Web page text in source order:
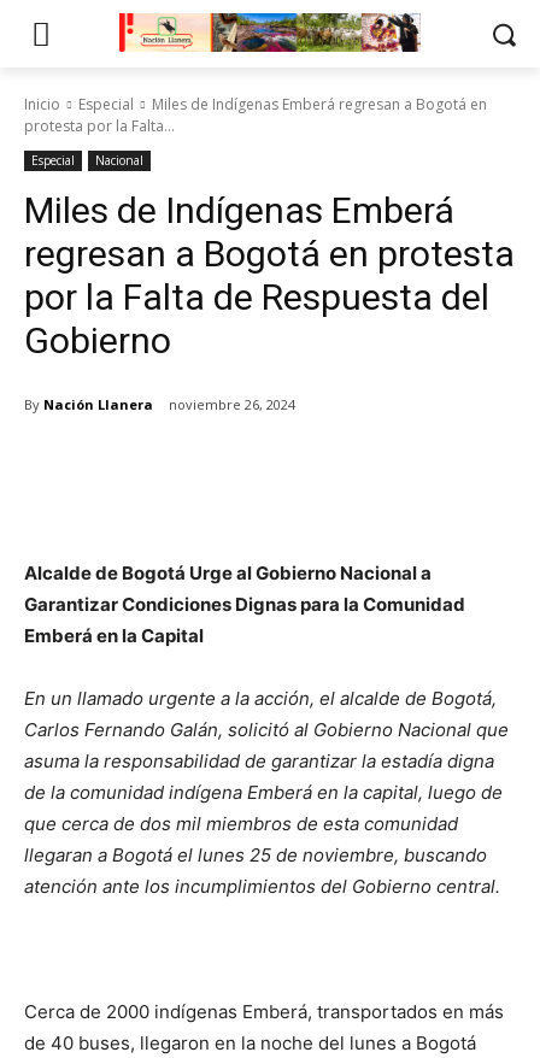
Inicio Especial
Miles de Indígenas Emberá regresan a Bogotá en
protesta por la Falta...
Especial Nacional
Miles de Indígenas Emberá
regresan a Bogotá en protesta
por la Falta de Respuesta del
Gobierno
By Nación Llanera noviembre 26, 2024
Alcalde de Bogotá Urge al Gobierno Nacional a
Garantizar Condiciones Dignas para la Comunidad
Emberá en la Capital
En un llamado urgente a la acción, el alcalde de Bogotá,
Carlos Fernando Galán, solicitó al Gobierno Nacional que
asuma la responsabilidad de garantizar la estadía digna
de la comunidad indígena Emberá en la capital, luego de
que cerca de dos mil miembros de esta comunidad
llegaran a Bogotá el lunes 25 de noviembre, buscando
atención ante los incumplimientos del Gobierno central.
Cerca de 2000 indígenas Emberá, transportados en más
de 40 buses, llegaron en la noche del lunes a Bogotá